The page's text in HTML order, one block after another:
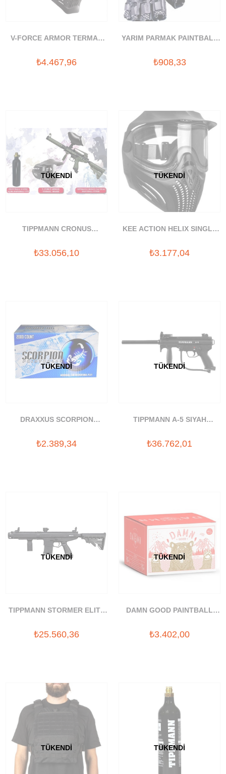
V-FORCE ARMOR TERMAL
₺4.467,96
YARIM PARMAK PAINTBALL
₺908,33
TÜKENDI
TIPPMANN CRONUS
SILAHI SETI
₺33.056,10
TÜKENDI
KEE ACTION HELIX SINGLE
₺3.177,04
TÜKENDI
DRAXXUS SCORPION
₺2.389,34
TÜKENDI
TIPPMANN A-5 SIYAH
₺36.762,01
TÜKENDI
TIPPMANN STORMER ELITE
₺25.560,36
TÜKENDI
DAMN GOOD PAINTBALL
₺3.402,00
TÜKENDI TÜKENDI